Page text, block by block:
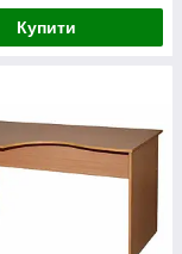
Купити